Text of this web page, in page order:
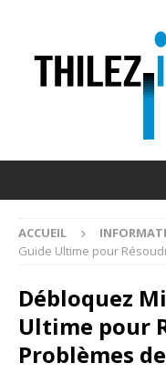
ACCUEIL
Guide Ultime pour
Débloquez
Ultime pour
Problèmes